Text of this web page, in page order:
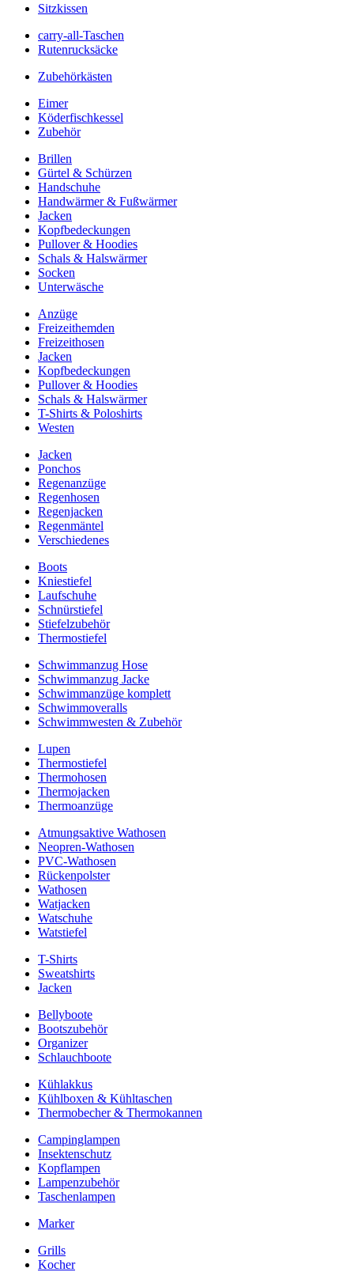
Sitzkissen
carry-all-Taschen
Rutenrucksäcke
Zubehörkästen
Eimer
Köderfischkessel
Zubehör
Brillen
Gürtel & Schürzen
Handschuhe
Handwärmer & Fußwärmer
Jacken
Kopfbedeckungen
Pullover & Hoodies
Schals & Halswärmer
Socken
Unterwäsche
Anzüge
Freizeithemden
Freizeithosen
Jacken
Kopfbedeckungen
Pullover & Hoodies
Schals & Halswärmer
T-Shirts & Poloshirts
Westen
Jacken
Ponchos
Regenanzüge
Regenhosen
Regenjacken
Regenmäntel
Verschiedenes
Boots
Kniestiefel
Laufschuhe
Schnürstiefel
Stiefelzubehör
Thermostiefel
Schwimmanzug Hose
Schwimmanzug Jacke
Schwimmanzüge komplett
Schwimmoveralls
Schwimmwesten & Zubehör
Lupen
Thermostiefel
Thermohosen
Thermojacken
Thermoanzüge
Atmungsaktive Wathosen
Neopren-Wathosen
PVC-Wathosen
Rückenpolster
Wathosen
Watjacken
Watschuhe
Watstiefel
T-Shirts
Sweatshirts
Jacken
Bellyboote
Bootszubehör
Organizer
Schlauchboote
Kühlakkus
Kühlboxen & Kühltaschen
Thermobecher & Thermokannen
Campinglampen
Insektenschutz
Kopflampen
Lampenzubehör
Taschenlampen
Marker
Grills
Kocher